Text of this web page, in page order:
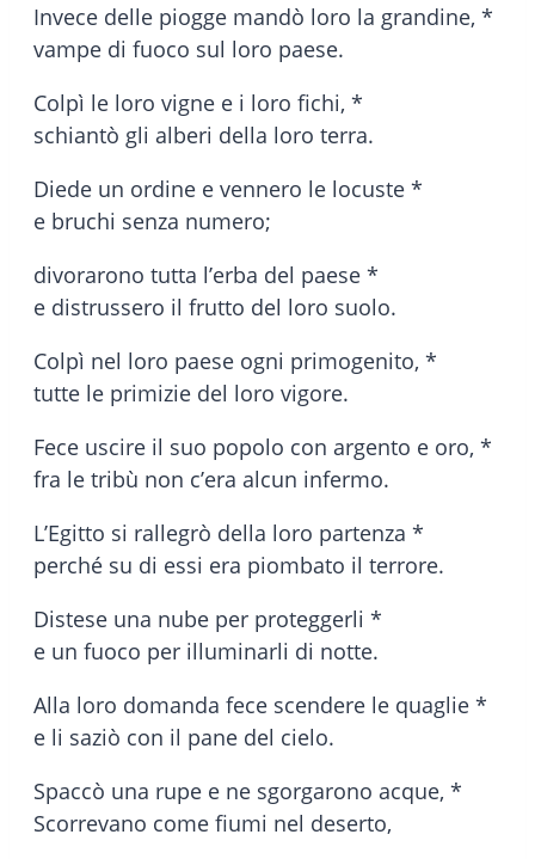
Invece delle piogge mandò loro la grandine, *
vampe di fuoco sul loro paese.
Colpì le loro vigne e i loro fichi, *
schiantò gli alberi della loro terra.
Diede un ordine e vennero le locuste *
e bruchi senza numero;
divorarono tutta l’erba del paese *
e distrussero il frutto del loro suolo.
Colpì nel loro paese ogni primogenito, *
tutte le primizie del loro vigore.
Fece uscire il suo popolo con argento e oro, *
fra le tribù non c’era alcun infermo.
L’Egitto si rallegrò della loro partenza *
perché su di essi era piombato il terrore.
Distese una nube per proteggerli *
e un fuoco per illuminarli di notte.
Alla loro domanda fece scendere le quaglie *
e li saziò con il pane del cielo.
Spaccò una rupe e ne sgorgarono acque, *
Scorrevano come fiumi nel deserto,